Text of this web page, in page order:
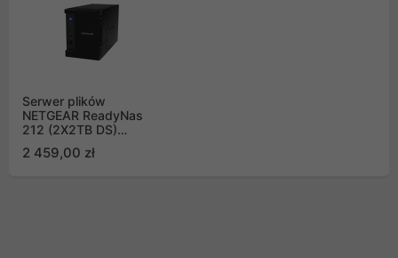
Serwer plików
NETGEAR ReadyNas
212 (2X2TB DS)
2 459,00 zł